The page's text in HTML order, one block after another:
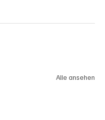
Alle ansehen